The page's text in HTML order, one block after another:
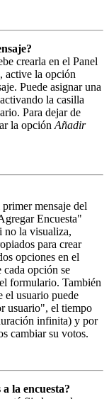
crearla en el Panel
active la opción
Puede asignar una
la casilla
Para dejar de
la opción Añadir
mensaje del
Encuesta"
no la visualiza,
para crear
opciones en el
cada opción se
formulario. También
el usuario puede
usuario", el tiempo
infinita) y por
cambiar su votos.
la encuesta?